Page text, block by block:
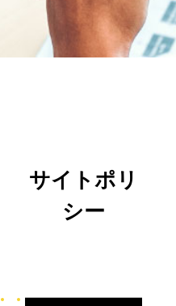
サイトポリ
シー